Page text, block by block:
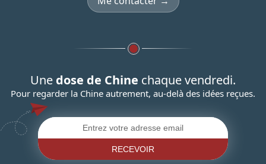
Une dose de Chine chaque vendredi.
Pour regarder la Chine autrement, au-delà des idées reçues.
RECEVOIR